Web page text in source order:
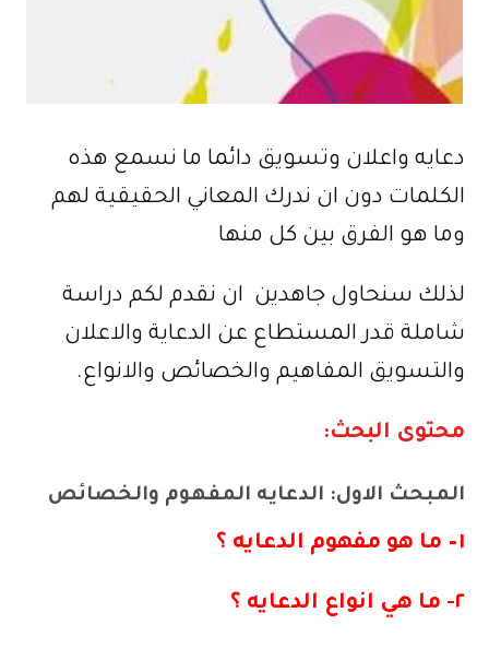
دعايه واعلان وتسويق دائما ما نسمع هذه
الكلمات دون ان ندرك المعاني الحقيقية لهم
وما هو الفرق بين كل منها
لذلك سنحاول جاهدين ان نقدم لكم دراسة
شاملة قدر المستطاع عن الدعاية والاعلان
والتسويق المفاهيم والخصائص والانواع.
محتوى البحث:
المبحث الاول: الدعايه المفهوم والخصائص
١– ما هو مفهوم الدعايه ؟
٢- ما هي انواع الدعايه ؟